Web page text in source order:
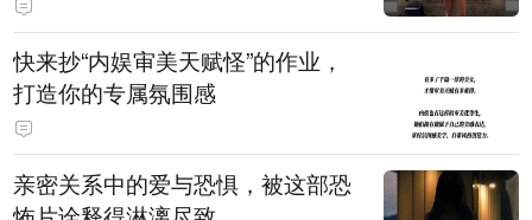
快来抄“内娱审美天赋怪”的作业，
打造你的专属氛围感
亲密关系中的爱与恐惧，被这部恐